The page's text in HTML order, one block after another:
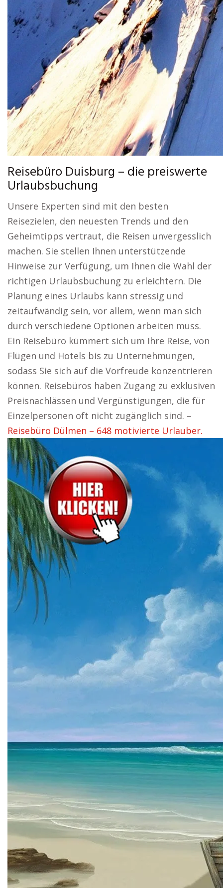
Reisebüro Duisburg – die preiswerte
Urlaubsbuchung
Unsere Experten sind mit den besten
Reisezielen, den neuesten Trends und den
Geheimtipps vertraut, die Reisen unvergesslich
machen. Sie stellen Ihnen unterstützende
Hinweise zur Verfügung, um Ihnen die Wahl der
richtigen Urlaubsbuchung zu erleichtern. Die
Planung eines Urlaubs kann stressig und
zeitaufwändig sein, vor allem, wenn man sich
durch verschiedene Optionen arbeiten muss.
Ein Reisebüro kümmert sich um Ihre Reise, von
Flügen und Hotels bis zu Unternehmungen,
sodass Sie sich auf die Vorfreude konzentrieren
können. Reisebüros haben Zugang zu exklusiven
Preisnachlässen und Vergünstigungen, die für
Einzelpersonen oft nicht zugänglich sind. –
Reisebüro Dülmen – 648 motivierte Urlauber.